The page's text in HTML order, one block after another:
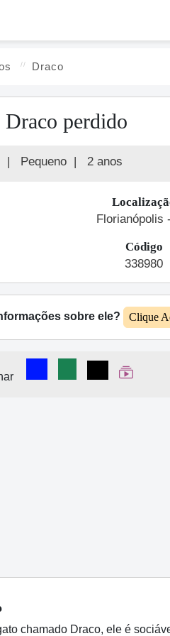
s Draco
Draco perdido
| Pequeno | 2 anos
Florianópolis
Código
338980
sobre ele? Clique
Compartilhar no Facebook
Compartilhar no
Compartilhar
Ver
chamado Draco, ele é